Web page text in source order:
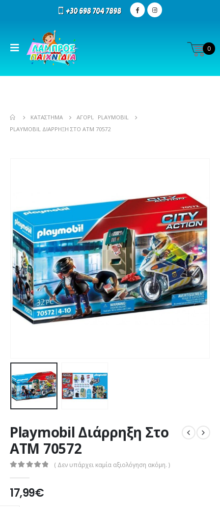
0
ΚΑΤΆΣΤΗΜΑ ΑΓΌΡΙ,
PLAYMOBIL
PLAYMOBIL ΔΙΆΡΡΗΞΗ ΣΤΟ ΑΤΜ 70572
Playmobil Διάρρηξη Στο
ΑΤΜ 70572
( Δεν υπάρχει καμία αξιολόγηση ακόμη. )
17,99€